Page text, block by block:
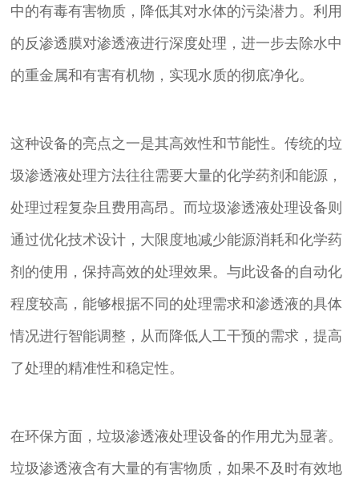
中的有毒有害物质，降低其对水体的污染潜力。利用
的反渗透膜对渗透液进行深度处理，进一步去除水中
的重金属和有害有机物，实现水质的彻底净化。
这种设备的亮点之一是其高效性和节能性。传统的垃
圾渗透液处理方法往往需要大量的化学药剂和能源，
处理过程复杂且费用高昂。而垃圾渗透液处理设备则
通过优化技术设计，大限度地减少能源消耗和化学药
剂的使用，保持高效的处理效果。与此设备的自动化
程度较高，能够根据不同的处理需求和渗透液的具体
情况进行智能调整，从而降低人工干预的需求，提高
了处理的精准性和稳定性。
在环保方面，垃圾渗透液处理设备的作用尤为显著。
垃圾渗透液含有大量的有害物质，如果不及时有效地